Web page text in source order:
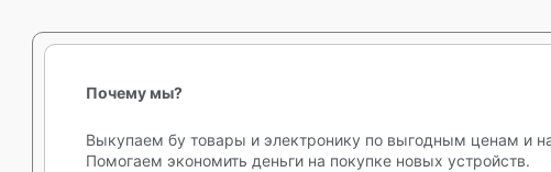
Почему мы?
Выкупаем бу товары и электронику по выгодным ценам и
Помогаем экономить деньги на покупке новых устройств.